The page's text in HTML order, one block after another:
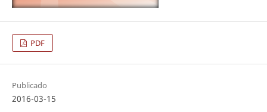
PDF
Publicado
2016-03-15